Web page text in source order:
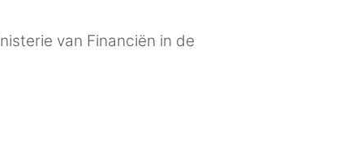
van Financiën in de